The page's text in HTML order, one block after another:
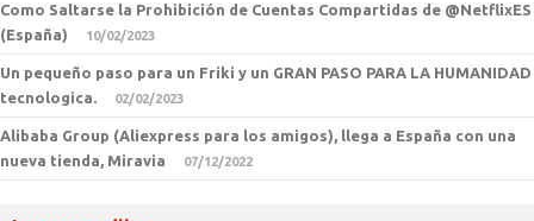
Como Saltarse la Prohibición de Cuentas Compartidas de @NetflixES
(España)
10/02/2023
Un pequeño paso para un Friki y un GRAN PASO PARA LA HUMANIDAD
tecnologica.
02/02/2023
Alibaba Group (Aliexpress para los amigos), llega a España con una
nueva tienda, Miravia
07/12/2022